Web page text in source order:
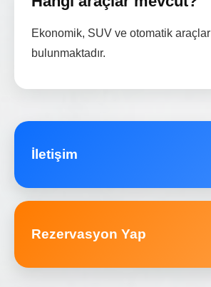
Ekonomik, SUV ve otomatik araçlar
bulunmaktadır.
İletişim
Rezervasyon Yap